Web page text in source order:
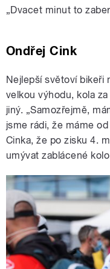
„Dvacet minut to
Ondřej Cink
Nejlepší světoví bikeři
velkou výhodu, kola
jiný. „Samozřejmě,
jsme rádi, že máme
Cinka, že po zisku 4.
umývat zablácené